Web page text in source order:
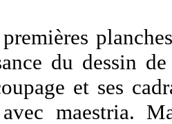
du dessin
et ses
maestria.